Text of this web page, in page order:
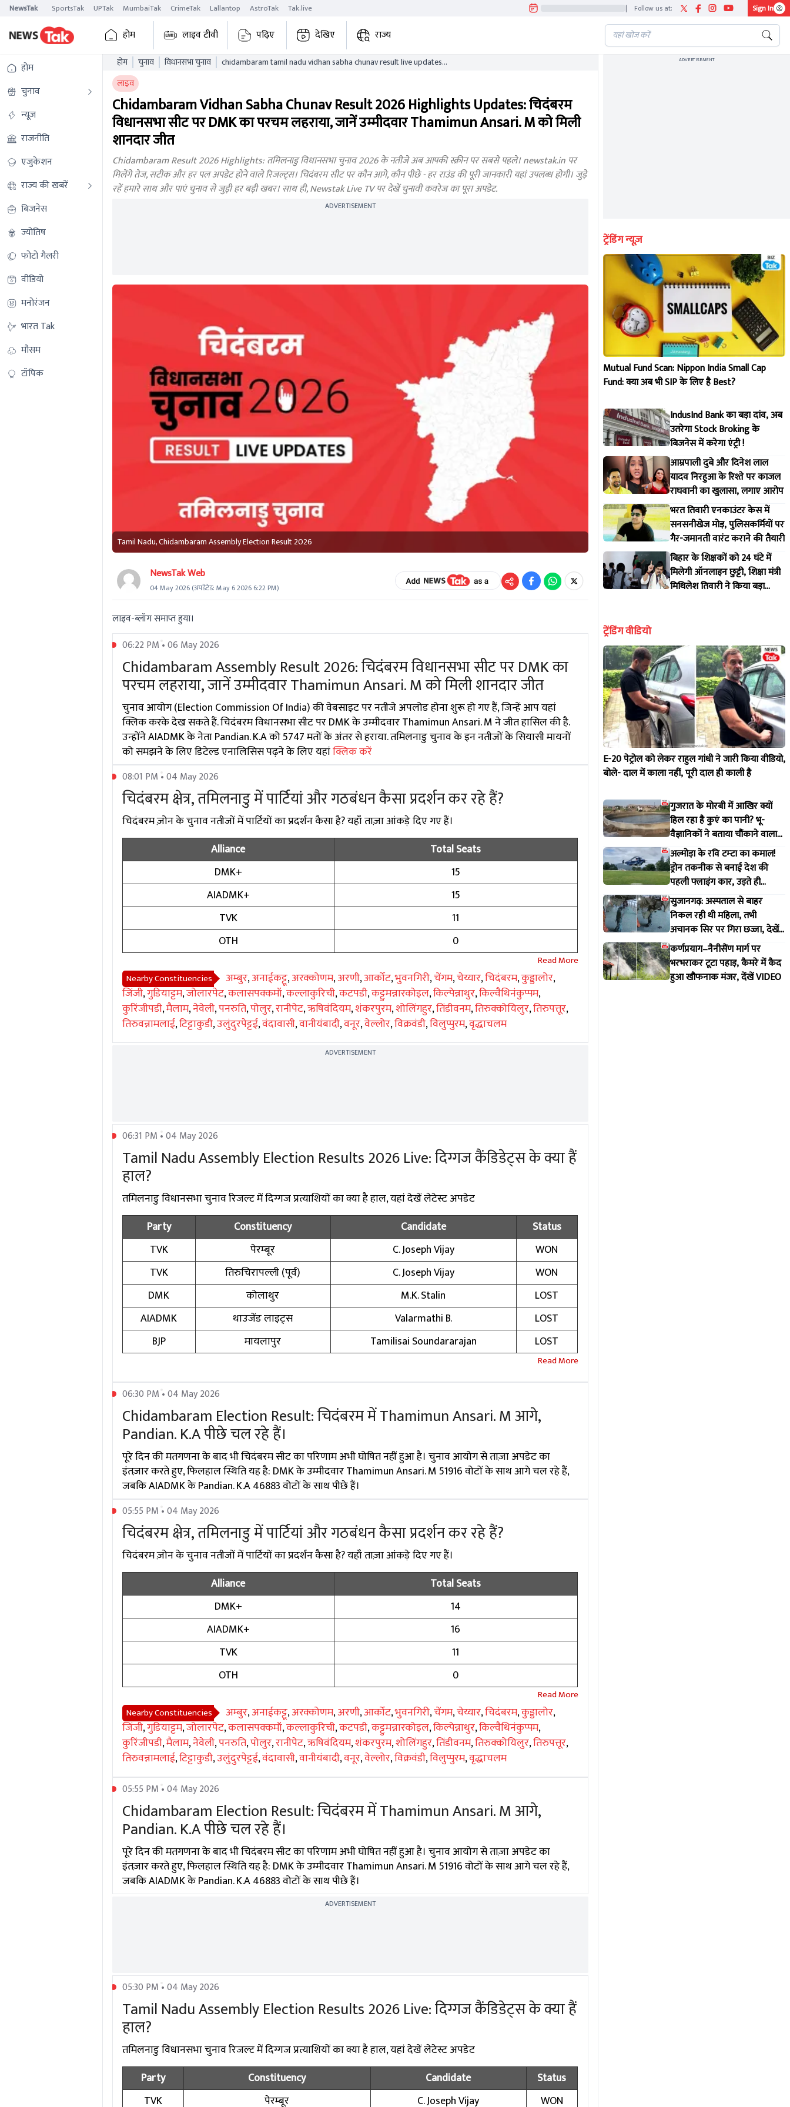
NewsTak SportsTak UPTak MumbaiTak CrimeTak Lallantop AstroTak Tak.live | Follow us at: Sign In
होम लाइव टीवी पढ़िए देखिए राज्य
होम
चुनाव
न्यूज़
राजनीति
एजुकेशन
राज्य की खबरें
बिजनेस
ज्योतिष
फोटो गैलरी
वीडियो
मनोरंजन
भारत Tak
मौसम
टॉपिक
होम चुनाव विधानसभा चुनाव
chidambaram tamil nadu vidhan sabha chunav result live updates
लाइव
Chidambaram Vidhan Sabha Chunav Result 2026 Highlights Updates: चिदंबरम
विधानसभा सीट पर DMK का परचम लहराया, जानें उम्मीदवार Thamimun Ansari. M को मिली
शानदार जीत
Chidambaram Result 2026 Highlights: तमिलनाडु विधानसभा चुनाव 2026 के नतीजे अब आपकी स्क्रीन पर सबसे पहले। newstak.in पर
मिलेंगे तेज, सटीक और हर पल अपडेट होने वाले रिजल्ट्स। चिदंबरम सीट पर कौन आगे, कौन पीछे - हर राउंड की पूरी जानकारी यहां उपलब्ध होगी। जुड़े
रहें हमारे साथ और पाएं चुनाव से जुड़ी हर बड़ी खबर। साथ ही, Newstak Live TV पर देखें चुनावी कवरेज का पूरा अपडेट.
ADVERTISEMENT
Tamil Nadu, Chidambaram Assembly Election Result 2026
NewsTak Web
04 May 2026(अपडेटेड: May 6 2026 6:22 PM)
लाइव-ब्लॉग समाप्त हुया।
06:22 PM • 06 May 2026
Chidambaram Assembly Result 2026: चिदंबरम विधानसभा सीट पर DMK का
परचम लहराया, जानें उम्मीदवार Thamimun Ansari. M को मिली शानदार जीत
चुनाव आयोग (Election Commission Of India) की वेबसाइट पर नतीजे अपलोड होना शुरू हो गए हैं, जिन्हें आप यहां
क्लिक करके देख सकते हैं. चिदंबरम विधानसभा सीट पर DMK के उम्मीदवार Thamimun Ansari. M ने जीत हासिल की है.
उन्होंने AIADMK के नेता Pandian. K.A को 5747 मतों के अंतर से हराया. तमिलनाडु चुनाव के इन नतीजों के सियासी मायनों
को समझने के लिए डिटेल्ड एनालिसिस पढ़ने के लिए यहांक्लिक करें
08:01 PM • 04 May 2026
चिदंबरम क्षेत्र, तमिलनाडु में पार्टियां और गठबंधन कैसा प्रदर्शन कर रहे हैं?
चिदंबरम ज़ोन के चुनाव नतीजों में पार्टियों का प्रदर्शन कैसा है? यहाँ ताज़ा आंकड़े दिए गए हैं।
Alliance
Total Seats
DMK+
15
AIADMK+
15
TVK
11
OTH
0
Nearby Constituencies अम्बुर,अनाईकट्टू,अरक्कोणम,अरणी,आर्कोट,भुवनगिरी,चेंगम,चेय्यार,चिदंबरम,कुड्डालोर,
जिंजी,गुडियाट्टम,जोलारपेट,कलासपक्कमॉ,कल्लाकुरिची,कटपडी,कट्टुमन्नारकोइल,किल्पेन्नाथुर,किल्वैथिनंकुप्पम,
कुरिंजीपडी,मैलाम,नेवेली,पनरुति,पोलुर,रानीपेट,ऋषिवंदियम,शंकरपुरम,शोलिंगहुर,तिंडीवनम,तिरुक्कोयिलुर,तिरुपत्तूर,
तिरुवन्नामलाई,टिट्टाकुडी,उलुंदुरपेट्टई,वंदावासी,वानीयंबादी,वनूर,वेल्लोर,विक्रवंडी,विलुप्पुरम,वृद्धाचलम
ADVERTISEMENT
06:31 PM • 04 May 2026
Tamil Nadu Assembly Election Results 2026 Live: दिग्गज कैंडिडेट्स के क्या हैं
हाल?
तमिलनाडु विधानसभा चुनाव रिजल्ट में दिग्गज प्रत्याशियों का क्या है हाल, यहां देखें लेटेस्ट अपडेट
Party
Constituency Candidate
Status
TVK
पेरम्बूर C. Joseph Vijay
WON
TVK
तिरुचिरापल्ली (पूर्व) C. Joseph Vijay
WON
DMK
कोलाथुर M.K. Stalin
LOST
AIADMK
थाउजेंड लाइट्स Valarmathi B.
LOST
BJP
मायलापुर Tamilisai Soundararajan LOST
06:30 PM • 04 May 2026
Chidambaram Election Result: चिदंबरम में Thamimun Ansari. M आगे,
Pandian. K.A पीछे चल रहे हैं।
पूरे दिन की मतगणना के बाद भी चिदंबरम सीट का परिणाम अभी घोषित नहीं हुआ है। चुनाव आयोग से ताज़ा अपडेट का
इंतज़ार करते हुए, फिलहाल स्थिति यह है: DMK के उम्मीदवार Thamimun Ansari. M 51916 वोटों के साथ आगे चल रहे हैं,
जबकि AIADMK के Pandian. K.A 46883 वोटों के साथ पीछे हैं।
05:55 PM • 04 May 2026
चिदंबरम क्षेत्र, तमिलनाडु में पार्टियां और गठबंधन कैसा प्रदर्शन कर रहे हैं?
चिदंबरम ज़ोन के चुनाव नतीजों में पार्टियों का प्रदर्शन कैसा है? यहाँ ताज़ा आंकड़े दिए गए हैं।
Alliance
Total Seats
DMK+
14
AIADMK+
16
TVK
11
OTH
0
Nearby Constituencies अम्बुर,अनाईकट्टू,अरक्कोणम,अरणी,आर्कोट,भुवनगिरी,चेंगम,चेय्यार,चिदंबरम,कुड्डालोर,
जिंजी,गुडियाट्टम,जोलारपेट,कलासपक्कमॉ,कल्लाकुरिची,कटपडी,कट्टुमन्नारकोइल,किल्पेन्नाथुर,किल्वैथिनंकुप्पम,
कुरिंजीपडी,मैलाम,नेवेली,पनरुति,पोलुर,रानीपेट,ऋषिवंदियम,शंकरपुरम,शोलिंगहुर,तिंडीवनम,तिरुक्कोयिलुर,तिरुपत्तूर,
तिरुवन्नामलाई,टिट्टाकुडी,उलुंदुरपेट्टई,वंदावासी,वानीयंबादी,वनूर,वेल्लोर,विक्रवंडी,विलुप्पुरम,वृद्धाचलम
05:55 PM • 04 May 2026
Chidambaram Election Result: चिदंबरम में Thamimun Ansari. M आगे,
Pandian. K.A पीछे चल रहे हैं।
पूरे दिन की मतगणना के बाद भी चिदंबरम सीट का परिणाम अभी घोषित नहीं हुआ है। चुनाव आयोग से ताज़ा अपडेट का
इंतज़ार करते हुए, फिलहाल स्थिति यह है: DMK के उम्मीदवार Thamimun Ansari. M 51916 वोटों के साथ आगे चल रहे हैं,
जबकि AIADMK के Pandian. K.A 46883 वोटों के साथ पीछे हैं।
ADVERTISEMENT
05:30 PM • 04 May 2026
Tamil Nadu Assembly Election Results 2026 Live: दिग्गज कैंडिडेट्स के क्या हैं
हाल?
तमिलनाडु विधानसभा चुनाव रिजल्ट में दिग्गज प्रत्याशियों का क्या है हाल, यहां देखें लेटेस्ट अपडेट
Party
Constituency Candidate
Status
TVK
पेरम्बूर C. Joseph Vijay WON
ADVERTISEMENT
ट्रेंडिंग न्यूज़
Mutual Fund Scan: Nippon India Small Cap
Fund: क्या अब भी SIP के लिए है Best?
IndusInd Bank का बड़ा दांव, अब
उतरेगा Stock Broking के
बिजनेस में करेगा एंट्री !
आम्रपाली दुबे और दिनेश लाल
यादव निरहुआ के रिश्ते पर काजल
राघवानी का खुलासा, लगाए आरोप
भरत तिवारी एनकाउंटर केस में
सनसनीखेज मोड़, पुलिसकर्मियों पर
गैर-जमानती वारंट कराने की तैयारी
बिहार के शिक्षकों को 24 घंटे में
मिलेगी ऑनलाइन छुट्टी, शिक्षा मंत्री
मिथिलेश तिवारी ने किया बड़ा
ट्रेंडिंग वीडियो
E-20 पेट्रोल को लेकर राहुल गांधी ने जारी किया वीडियो,
बोले- दाल में काला नहीं, पूरी दाल ही काली है
गुजरात के मोरबी में आखिर क्यों
हिल रहा है कुएं का पानी? भू-
वैज्ञानिकों ने बताया चौंकाने वाला
सच
अल्मोड़ा के रवि टम्टा का कमाल!
ड्रोन तकनीक से बनाई देश की
पहली फ्लाइंग कार, उड़ते ही
वायरल हुआ वीडियो
सुजानगढ़: अस्पताल से बाहर
निकल रही थी महिला, तभी
अचानक सिर पर गिरा छज्जा, देखें
VIDEO
कर्णप्रयाग–नैनीसैंण मार्ग पर
भरभराकर टूटा पहाड़, कैमरे में कैद
हुआ खौफनाक मंजर, देंखें VIDEO